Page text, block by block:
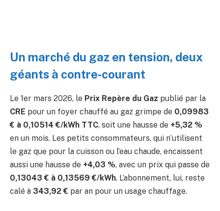
Un marché du gaz en tension, deux
géants à contre‑courant
Le 1er mars 2026, le Prix Repère du Gaz publié par la
CRE pour un foyer chauffé au gaz grimpe de 0,09983
€ à 0,10514 €/kWh TTC, soit une hausse de +5,32 %
en un mois. Les petits consommateurs, qui n’utilisent
le gaz que pour la cuisson ou l’eau chaude, encaissent
aussi une hausse de +4,03 %, avec un prix qui passe de
0,13043 € à 0,13569 €/kWh. L’abonnement, lui, reste
calé à 343,92 € par an pour un usage chauffage.